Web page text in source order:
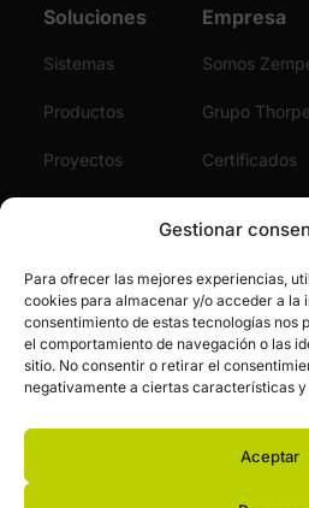
Gestionar
Para ofrecer las mejores experiencias,
cookies para almacenar y/o acceder a la
consentimiento de estas tecnologías nos
el comportamiento de navegación o las
sitio. No consentir o retirar el
negativamente a ciertas características
Aceptar
Soluciones
Sistemas
Productos
Proyectos
Empresa
Somos
Grupo Thorpe
Certificados
Únete al
© Zemper. Todos los derechos